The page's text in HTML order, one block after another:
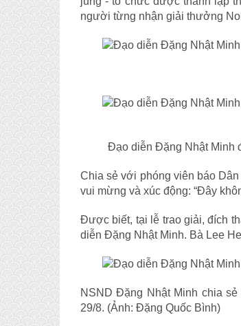
người từng nhận giải thưởng
Đạo diễn Đặng Nhật Minh
Chia sẻ với phóng viên báo
vui mừng và xúc động: “Đây
Được biết, tại lễ trao giải, đích
diễn Đặng Nhật Minh. Bà Lee
NSND Đặng Nhật Minh chia
29/8. (Ảnh: Đặng Quốc Bình)